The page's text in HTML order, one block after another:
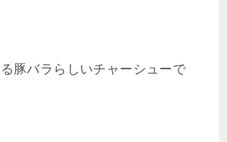
豚バラらしいチャーシューで